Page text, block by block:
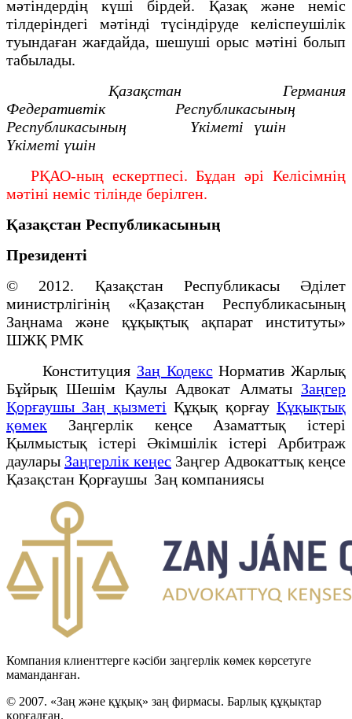
мәтіндердің күші бірдей. Қазақ және неміс
тілдеріндегі мәтінді түсіндіруде келіспеушілік
туындаған жағдайда, шешуші орыс мәтіні болып
табылады.
Қазақстан Германия
Федеративтік
Республикасының
Республикасының
Үкіметі үшін
Үкіметі үшін
РҚАО-ның ескертпесі. Бұдан әрі Келісімнің
мәтіні неміс тілінде берілген.
Қазақстан Республикасының
Президенті
© 2012. Қазақстан Республикасы Әділет
министрлігінің «Қазақстан Республикасының
Заңнама және құқықтық ақпарат институты»
ШЖҚ РМК
Конституция Заң Кодекс Норматив Жарлық
Бұйрық Шешім Қаулы Адвокат Алматы Заңгер
Қорғаушы Заң қызметі Құқық қорғауҚұқықтық
қөмек Заңгерлік кеңсе Азаматтық істері
Қылмыстық істері Әкімшілік істері Арбитраж
даулары Заңгерлік кеңес Заңгер Адвокаттық кеңсе
Қазақстан Қорғаушы Заң компаниясы
Компания клиенттерге кәсіби заңгерлік көмек көрсетуге
маманданған.
© 2007. «Заң және құқық» заң фирмасы. Барлық құқықтар
қорғалған.